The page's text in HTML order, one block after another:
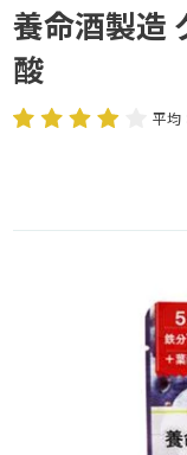
養命酒製造
酸
平均